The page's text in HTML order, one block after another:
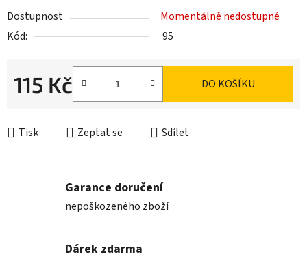
Dostupnost
Momentálně nedostupné
Kód:
95
115 Kč DO KOŠÍKU
Tisk Zeptat se Sdílet
Garance doručení
nepoškozeného zboží
Dárek zdarma